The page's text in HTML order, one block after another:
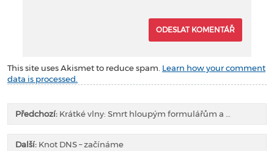
This site uses Akismet to reduce spam. Learn how your comment
data is processed.
Předchozí: Krátké vlny: Smrt hloupým formulářům a …
Další: Knot DNS – začínáme